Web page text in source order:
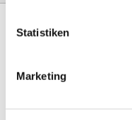
Statistiken
Marketing